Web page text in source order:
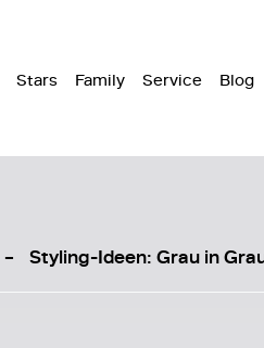
Stars Family Service Blog
Styling-Ideen: Grau in